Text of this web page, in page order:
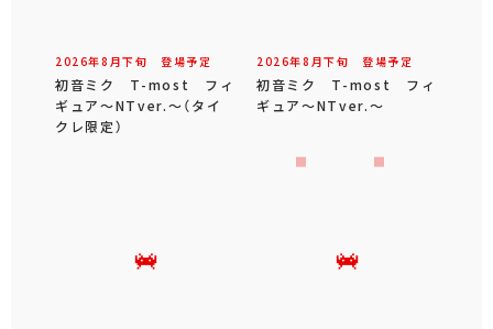
2026年8 月下旬 登場予定
初音ミク T-most フィ
ギュア～NTver.～（タイ
クレ限定）
2026年8 月下旬 登場予定
初音ミク T-most フィ
ギュア～NTver.～